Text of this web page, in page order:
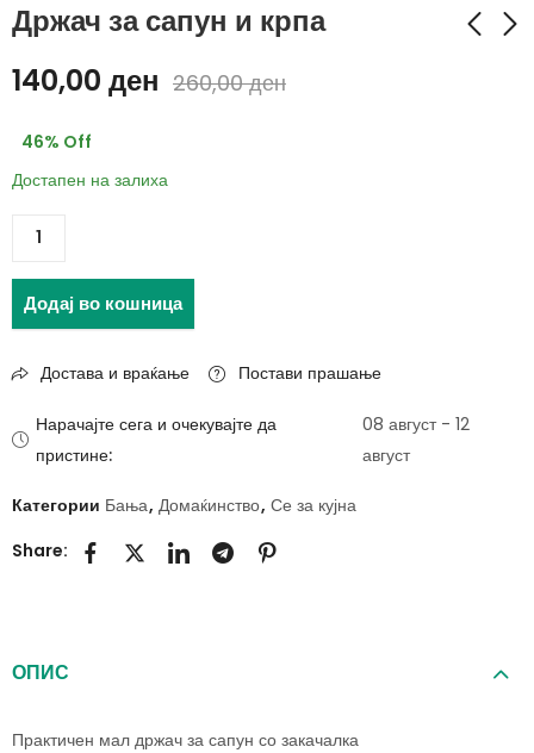
Држач за сапун и крпа
140,00 ден 260,00ден
46% Off
Достапен на залиха
Додај во кошница
Достава и враќање Постави прашање
Нарачајте сега и очекувајте да
пристине:
08 август - 12
август
Категории Бања, Домаќинство, Се за кујна
Share:
ОПИС
Практичен мал држач за сапун со закачалка